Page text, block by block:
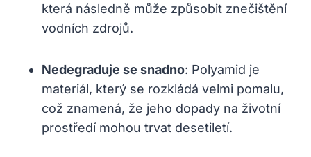
která následně může způsobit znečištění
vodních zdrojů.
Nedegraduje se snadno: Polyamid je
materiál, který se rozkládá velmi pomalu,
což znamená, že jeho dopady na životní
prostředí mohou trvat desetiletí.